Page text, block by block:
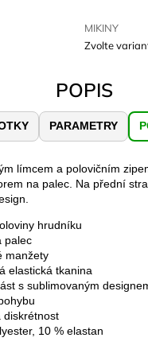
MIKINY
Zvolte
POPIS
PARAMETRY
límcem a polovičním
na palec. Na přední
hrudníku
palec
manžety
elastická tkanina
s sublimovaným
diskrétnost
10 % elastan